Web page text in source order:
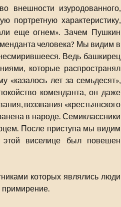
внешности изуродованного,
портретную характеристику,
еще огнем». Зачем Пушкин
человека? Мы видим в
Ведь башкирец
которые распространял
«казалось лет за семьдесят»,
коменданта, он даже
воззвания «крестьянского
в народе. Семиклассники
После приступа мы видим
виселице был повешен
которых являлись люди
примирение.